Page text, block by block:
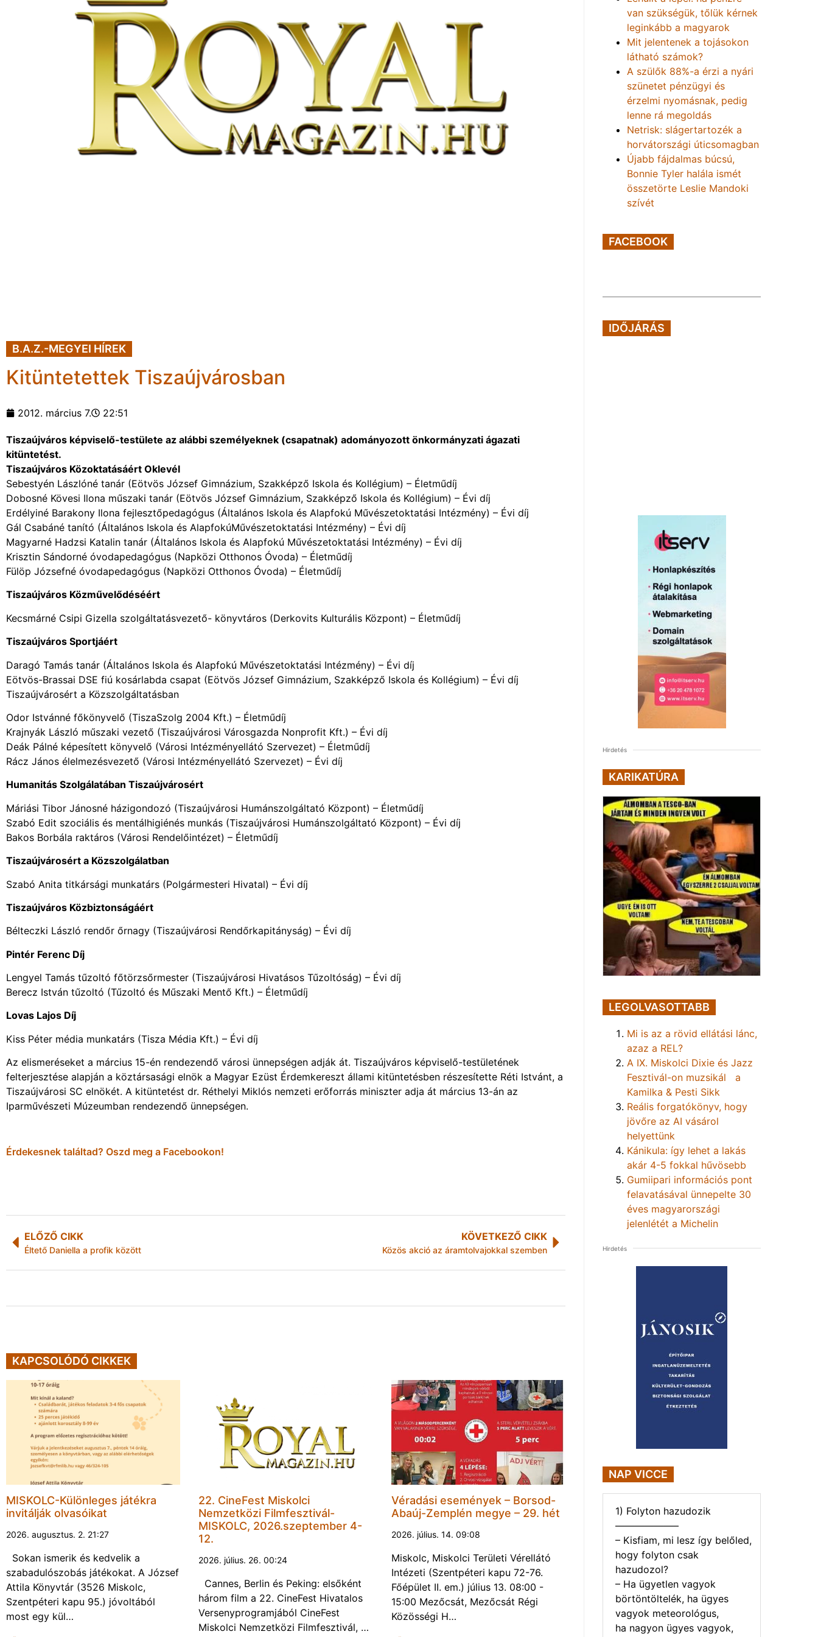
B.A.Z.-MEGYEI HÍREK
Kitüntetettek Tiszaújvárosban
2012. március 7. 22:51
Tiszaújváros képviselő-testülete az alábbi személyeknek (csapatnak) adományozott önkormányzati ágazati
kitüntetést.
Tiszaújváros Közoktatásáért Oklevél
Sebestyén Lászlóné tanár (Eötvös József Gimnázium, Szakképző Iskola és Kollégium) – Életműdíj
Dobosné Kövesi Ilona műszaki tanár (Eötvös József Gimnázium, Szakképző Iskola és Kollégium) – Évi díj
Erdélyiné Barakony Ilona fejlesztőpedagógus (Általános Iskola és Alapfokú Művészetoktatási Intézmény) – Évi díj
Gál Csabáné tanító (Általános Iskola és AlapfokúMűvészetoktatási Intézmény) – Évi díj
Magyarné Hadzsi Katalin tanár (Általános Iskola és Alapfokú Művészetoktatási Intézmény) – Évi díj
Krisztin Sándorné óvodapedagógus (Napközi Otthonos Óvoda) – Életműdíj
Fülöp Józsefné óvodapedagógus (Napközi Otthonos Óvoda) – Életműdíj
Tiszaújváros Közművelődéséért
Kecsmárné Csipi Gizella szolgáltatásvezető- könyvtáros (Derkovits Kulturális Központ) – Életműdíj
Tiszaújváros Sportjáért
Daragó Tamás tanár (Általános Iskola és Alapfokú Művészetoktatási Intézmény) – Évi díj
Eötvös-Brassai DSE fiú kosárlabda csapat (Eötvös József Gimnázium, Szakképző Iskola és Kollégium) – Évi díj
Tiszaújvárosért a Közszolgáltatásban
Odor Istvánné főkönyvelő (TiszaSzolg 2004 Kft.) – Életműdíj
Krajnyák László műszaki vezető (Tiszaújvárosi Városgazda Nonprofit Kft.) – Évi díj
Deák Pálné képesített könyvelő (Városi Intézményellátó Szervezet) – Életműdíj
Rácz János élelmezésvezető (Városi Intézményellátó Szervezet) – Évi díj
Humanitás Szolgálatában Tiszaújvárosért
Máriási Tibor Jánosné házigondozó (Tiszaújvárosi Humánszolgáltató Központ) – Életműdíj
Szabó Edit szociális és mentálhigiénés munkás (Tiszaújvárosi Humánszolgáltató Központ) – Évi díj
Bakos Borbála raktáros (Városi Rendelőintézet) – Életműdíj
Tiszaújvárosért a Közszolgálatban
Szabó Anita titkársági munkatárs (Polgármesteri Hivatal) – Évi díj
Tiszaújváros Közbiztonságáért
Bélteczki László rendőr őrnagy (Tiszaújvárosi Rendőrkapitányság) – Évi díj
Pintér Ferenc Díj
Lengyel Tamás tűzoltó főtörzsőrmester (Tiszaújvárosi Hivatásos Tűzoltóság) – Évi díj
Berecz István tűzoltó (Tűzoltó és Műszaki Mentő Kft.) – Életműdíj
Lovas Lajos Díj
Kiss Péter média munkatárs (Tisza Média Kft.) – Évi díj
Az elismeréseket a március 15-én rendezendő városi ünnepségen adják át. Tiszaújváros képviselő-testületének
felterjesztése alapján a köztársasági elnök a Magyar Ezüst Érdemkereszt állami kitüntetésben részesítette Réti Istvánt, a
Tiszaújvárosi SC elnökét. A kitüntetést dr. Réthelyi Miklós nemzeti erőforrás miniszter adja át március 13-án az
Iparművészeti Múzeumban rendezendő ünnepségen.
Érdekesnek találtad? Oszd meg a Facebookon!
ELŐZŐ CIKK
Éltető Daniella a profik között
KÖVETKEZŐ CIKK
Közös akció az áramtolvajokkal szemben
KAPCSOLÓDÓ CIKKEK
MISKOLC-Különleges játékra
invitálják olvasóikat
2026. augusztus. 2. 21:27
Sokan ismerik és kedvelik a
szabadulószobás játékokat. A József
Attila Könyvtár (3526 Miskolc,
Szentpéteri kapu 95.) jóvoltából
most egy kül…
22. CineFest Miskolci
Nemzetközi Filmfesztivál-
MISKOLC, 2026.szeptember 4-
12.
2026. július. 26. 00:24
Cannes, Berlin és Peking: elsőként
három film a 22. CineFest Hivatalos
Versenyprogramjából CineFest
Miskolci Nemzetközi Filmfesztivál, …
Véradási események – Borsod-
Abaúj-Zemplén megye – 29. hét
2026. július. 14. 09:08
Miskolc, Miskolci Területi Vérellátó
Intézeti (Szentpéteri kapu 72-76.
Főépület II. em.) július 13. 08:00 -
15:00 Mezőcsát, Mezőcsát Régi
Közösségi H…
van szükségük, tőlük kérnek
leginkább a magyarok
Mit jelentenek a tojásokon
látható számok?
A szülők 88%-a érzi a nyári
szünetet pénzügyi és
érzelmi nyomásnak, pedig
lenne rá megoldás
Netrisk: slágertartozék a
horvátországi úticsomagban
Újabb fájdalmas búcsú,
Bonnie Tyler halála ismét
összetörte Leslie Mandoki
szívét
FACEBOOK
IDŐJÁRÁS
Hirdetés
KARIKATÚRA
LEGOLVASOTTABB
Mi is az a rövid ellátási lánc,
azaz a REL?
A IX. Miskolci Dixie és Jazz
Fesztivál-on muzsikál a
Kamilka & Pesti Sikk
Reális forgatókönyv, hogy
jövőre az AI vásárol
helyettünk
Kánikula: így lehet a lakás
akár 4-5 fokkal hűvösebb
Gumiipari információs pont
felavatásával ünnepelte 30
éves magyarországi
jelenlétét a Michelin
Hirdetés
NAP VICCE
1) Folyton hazudozik
——————–
– Kisfiam, mi lesz így belőled,
hogy folyton csak
hazudozol?
– Ha ügyetlen vagyok
börtöntöltelék, ha ügyes
vagyok meteorológus,
ha nagyon ügyes vagyok,